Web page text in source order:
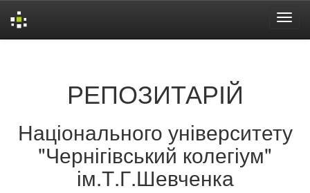
РЕПОЗИТАРІЙ
Національного університету
"Чернігівський колегіум"
ім.Т.Г.Шевченка